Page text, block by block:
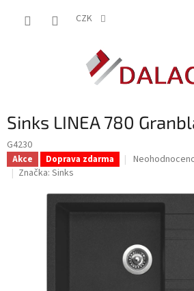
CZK
Sinks LINEA 780
G4230
Akce Doprava zdarma
Průměrné
je
hvězdiček.
Značka: Sinks